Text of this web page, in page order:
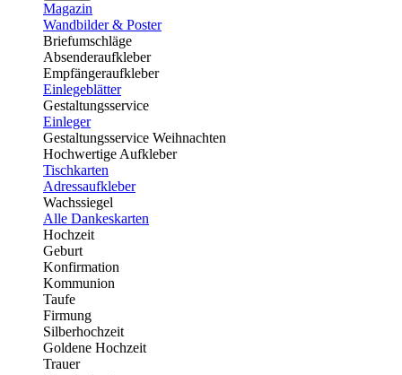
Magazin
Wandbilder & Poster
Briefumschläge
Absenderaufkleber
Empfängeraufkleber
Einlegeblätter
Gestaltungsservice
Einleger
Gestaltungsservice Weihnachten
Hochwertige Aufkleber
Tischkarten
Adressaufkleber
Wachssiegel
Alle Dankeskarten
Hochzeit
Geburt
Konfirmation
Kommunion
Taufe
Firmung
Silberhochzeit
Goldene Hochzeit
Trauer